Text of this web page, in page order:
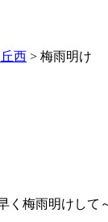
西 > 梅雨明け
梅雨明けし